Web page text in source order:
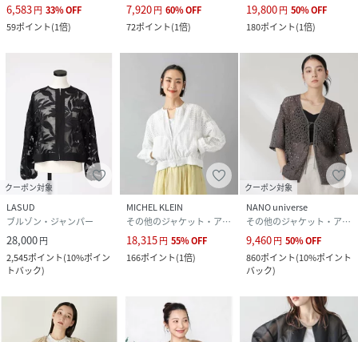
6,583円 33%OFF
59ポイント(1倍)
7,920円 60%OFF
72ポイント(1倍)
19,800円 50%OFF
180ポイント(1倍)
クーポン対象
LASUD
ブルゾン・ジャンパー
28,000円
2,545ポイント(10%ポイン
トバック)
MICHEL KLEIN
その他のジャケット・アウター
18,315円 55%OFF
166ポイント(1倍)
クーポン対象
NANO universe
その他のジャケット・アウター
9,460円 50%OFF
860ポイント(10%ポイント
バック)